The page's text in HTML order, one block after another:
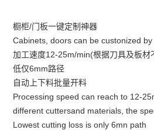
橱柜/门板一键定制神器
Cabinets, doors can be custonized
加工速度12-25m/min(根据刀具及板材
低仅6mm路径
自动上下料批量开料
Processing speed can reach to 12-
different cuttersand materials, the
Lowest cutting loss is only 6mn path